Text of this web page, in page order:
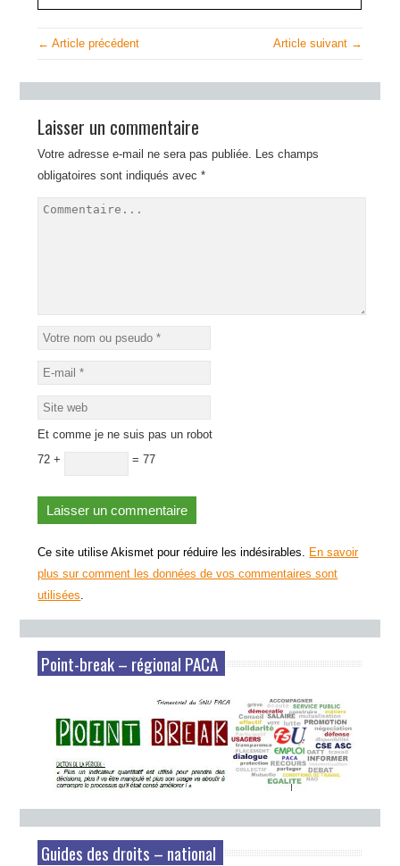
← Article précédent Article suivant →
Laisser un commentaire
Votre adresse e-mail ne sera pas publiée. Les champs
obligatoires sont indiqués avec*
Et comme je ne suis pas un robot
72 +
= 77
Ce site utilise Akismet pour réduire les indésirables. En savoir
plus sur comment les données de vos commentaires sont
utilisées.
Point-break – régional PACA
Guides des droits – national